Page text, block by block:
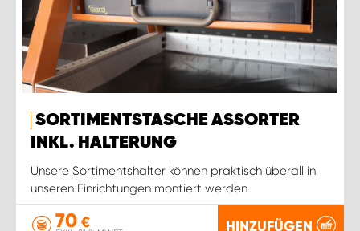
SORTIMENTSTASCHE ASSORTER
INKL. HALTERUNG
Unsere Sortimentshalter können praktisch überall in
unseren Einrichtungen montiert werden.
70 € HINZUFÜGEN